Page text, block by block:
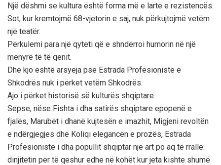
Një dëshmi se kultura është forma më e lartë e rezistencës.
Sot, kur kremtojmë 68-vjetorin e saj, nuk përkujtojmë vetëm
një teatër.
Përkulemi para një qyteti që e shndërroi humorin në një
mënyrë të të qenit.
Dhe kjo është arsyeja pse Estrada Profesioniste e
Shkodrës nuk i përket vetëm Shkodrës.
Ajo i përket historisë së kulturës shqiptare.
Sepse, nëse Fishta i dha satirës shqiptare epopenë e
fjalës, Marubët i dhanë kujtesën e imazhit, Migjeni revoltën
e ndërgjegjes dhe Koliqi elegancën e prozës, Estrada
Profesioniste i dha popullit shqiptar një art po aq të rrallë:
dinjitetin për të qeshur edhe në kohët kur jeta kishte shumë